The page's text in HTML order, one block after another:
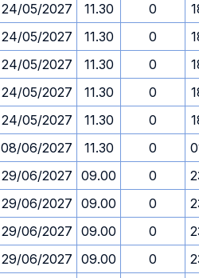
24/05/2027 11.30 0
24/05/2027 11.30 0
24/05/2027 11.30 0
24/05/2027 11.30 0
24/05/2027 11.30 0
08/06/2027 11.30 0
29/06/2027 09.00 0
29/06/2027 09.00 0
29/06/2027 09.00 0
29/06/2027 09.00 0